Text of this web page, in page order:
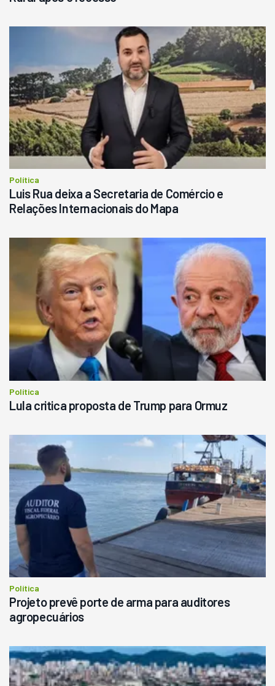
Política
Luis Rua deixa a Secretaria de Comércio e
Relações Internacionais do Mapa
Política
Lula critica proposta de Trump para Ormuz
Política
Projeto prevê porte de arma para auditores
agropecuários